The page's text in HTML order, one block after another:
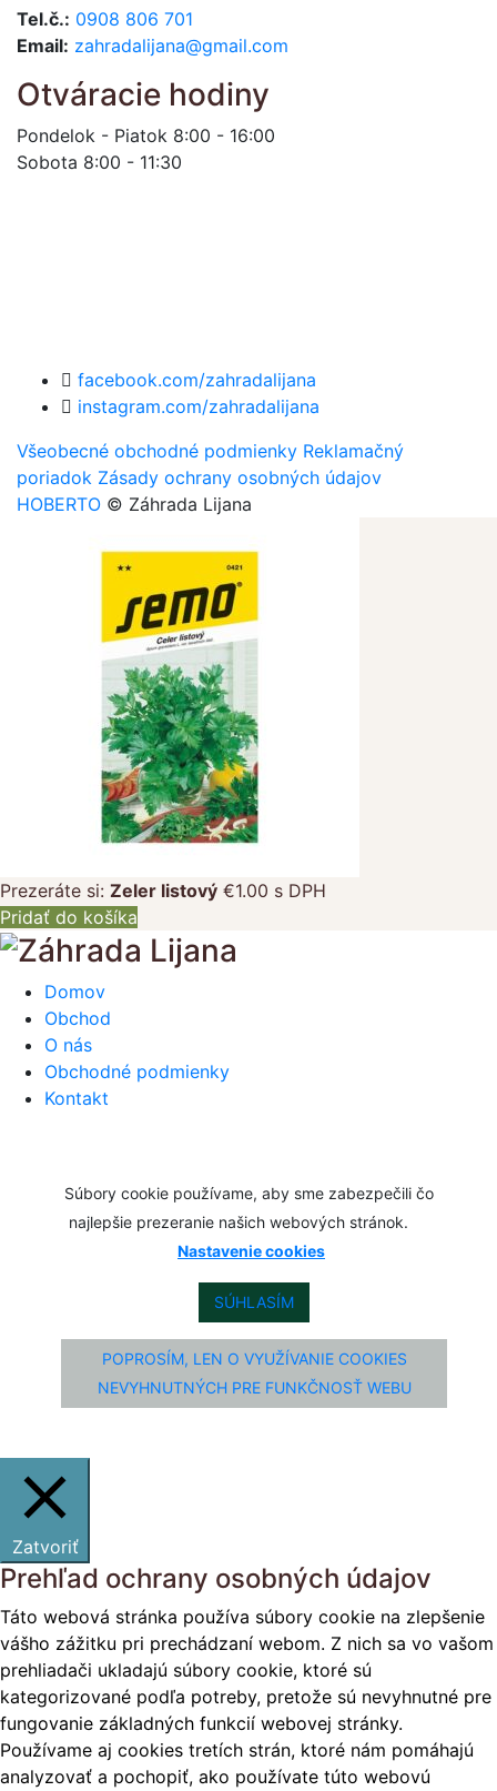
Tel.č.: 0908 806 701
Email: zahradalijana@gmail.com
Otváracie hodiny
Pondelok - Piatok 8:00 - 16:00
Sobota 8:00 - 11:30
facebook.com/zahradalijana
instagram.com/zahradalijana
Všeobecné obchodné podmienky Reklamačný
poriadok Zásady ochrany osobných údajov
HOBERTO © Záhrada Lijana
Prezeráte si: Zeler listový €1.00 s DPH
Pridať do košíka
Domov
Obchod
O nás
Obchodné podmienky
Kontakt
Súbory cookie používame, aby sme zabezpečili čo
najlepšie prezeranie našich webových stránok.
Nastavenie cookies
SÚHLASÍM
POPROSÍM, LEN O VYUŽÍVANIE COOKIES
NEVYHNUTNÝCH PRE FUNKČNOSŤ WEBU
Zatvoriť
Prehľad ochrany osobných údajov
Táto webová stránka používa súbory cookie na zlepšenie
vášho zážitku pri prechádzaní webom. Z nich sa vo vašom
prehliadači ukladajú súbory cookie, ktoré sú
kategorizované podľa potreby, pretože sú nevyhnutné pre
fungovanie základných funkcií webovej stránky.
Používame aj cookies tretích strán, ktoré nám pomáhajú
analyzovať a pochopiť, ako používate túto webovú